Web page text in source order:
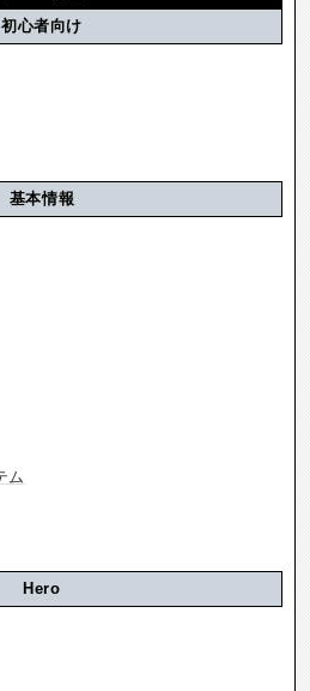
初心者向け
基本情報
ム
Hero